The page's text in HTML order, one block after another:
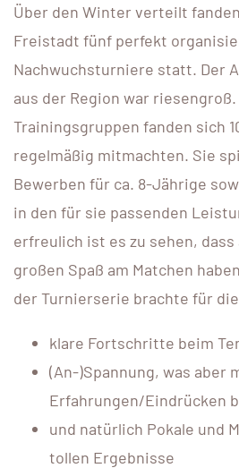
Über den Winter verteilt
Freistadt fünf perfekt
Nachwuchsturniere statt. Der
aus der Region war
Trainingsgruppen fanden sich
regelmäßig mitmachten. Sie
Bewerben für ca. 8-Jährige
in den für sie passenden
erfreulich ist es zu sehen, dass
großen Spaß am Matchen
der Turnierserie brachte für
klare Fortschritte beim
(An-)Spannung, was aber
Erfahrungen/Eindrücken
und natürlich Pokale und
tollen Ergebnisse